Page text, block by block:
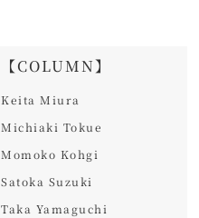
【COLUMN】
Keita Miura
Michiaki Tokue
Momoko Kohgi
Satoka Suzuki
Taka Yamaguchi